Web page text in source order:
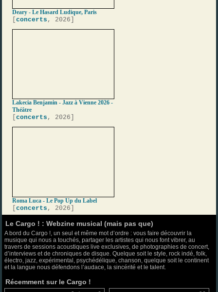
Deary - Le Hasard Ludique, Paris
[concerts , 2026]
Lakecia Benjamin - Jazz à Vienne 2026 -
Théâtre
[concerts , 2026]
Roma Luca - Le Pop Up du Label
[concerts , 2026]
Le Cargo ! : Webzine musical (mais pas que)
A bord du Cargo !, un seul et même mot d’ordre : vous faire découvrir la
musique qui nous a touchés, partager les artistes qui nous font vibrer, au
travers de sessions acoustiques live exclusives, de photographies de concert,
d’interviews et de chroniques de disque. Quelque soit le style, rock indé, folk,
électro, jazz, expérimental, psychédélique, chanson, quelque soit le continent
et la langue nous défendons l’audace, la sincérité et le talent.
Récemment sur le Cargo !